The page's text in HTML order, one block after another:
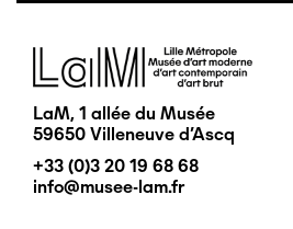
Image
LaM, 1 allée du Musée
59650 Villeneuve d'Ascq
+33 (0)3 20 19 68 68
info@musee-lam.fr